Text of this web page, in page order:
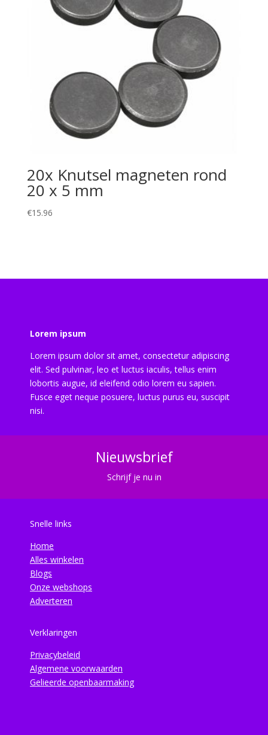
20x Knutsel magneten rond
20 x 5 mm
€15.96
Lorem ipsum
Lorem ipsum dolor sit amet, consectetur adipiscing
elit. Sed pulvinar, leo et luctus iaculis, tellus enim
lobortis augue, id eleifend odio lorem eu sapien.
Fusce eget neque posuere, luctus purus eu, suscipit
nisi.
Nieuwsbrief
Schrijf je nu in
Snelle links
Home
Alles winkelen
Blogs
Onze webshops
Adverteren
Verklaringen
Privacybeleid
Algemene voorwaarden
Gelieerde openbaarmaking